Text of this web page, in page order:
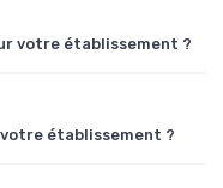
votre établissement ?
établissement ?